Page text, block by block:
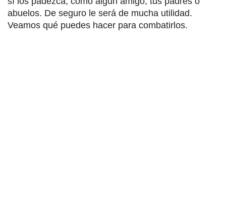
abuelos. De seguro le será de mucha utilidad.
Veamos qué puedes hacer para combatirlos.